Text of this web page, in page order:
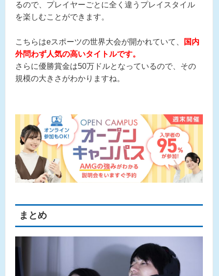
るので、プレイヤーごとに全く違うプレイスタイル
を楽しむことができます。
こちらはeスポーツの世界大会が開かれていて、
国内
外問わず人気の高いタイトルです。
さらに優勝賞金は50万ドルとなっているので、その
規模の大きさがわかりますね。
まとめ